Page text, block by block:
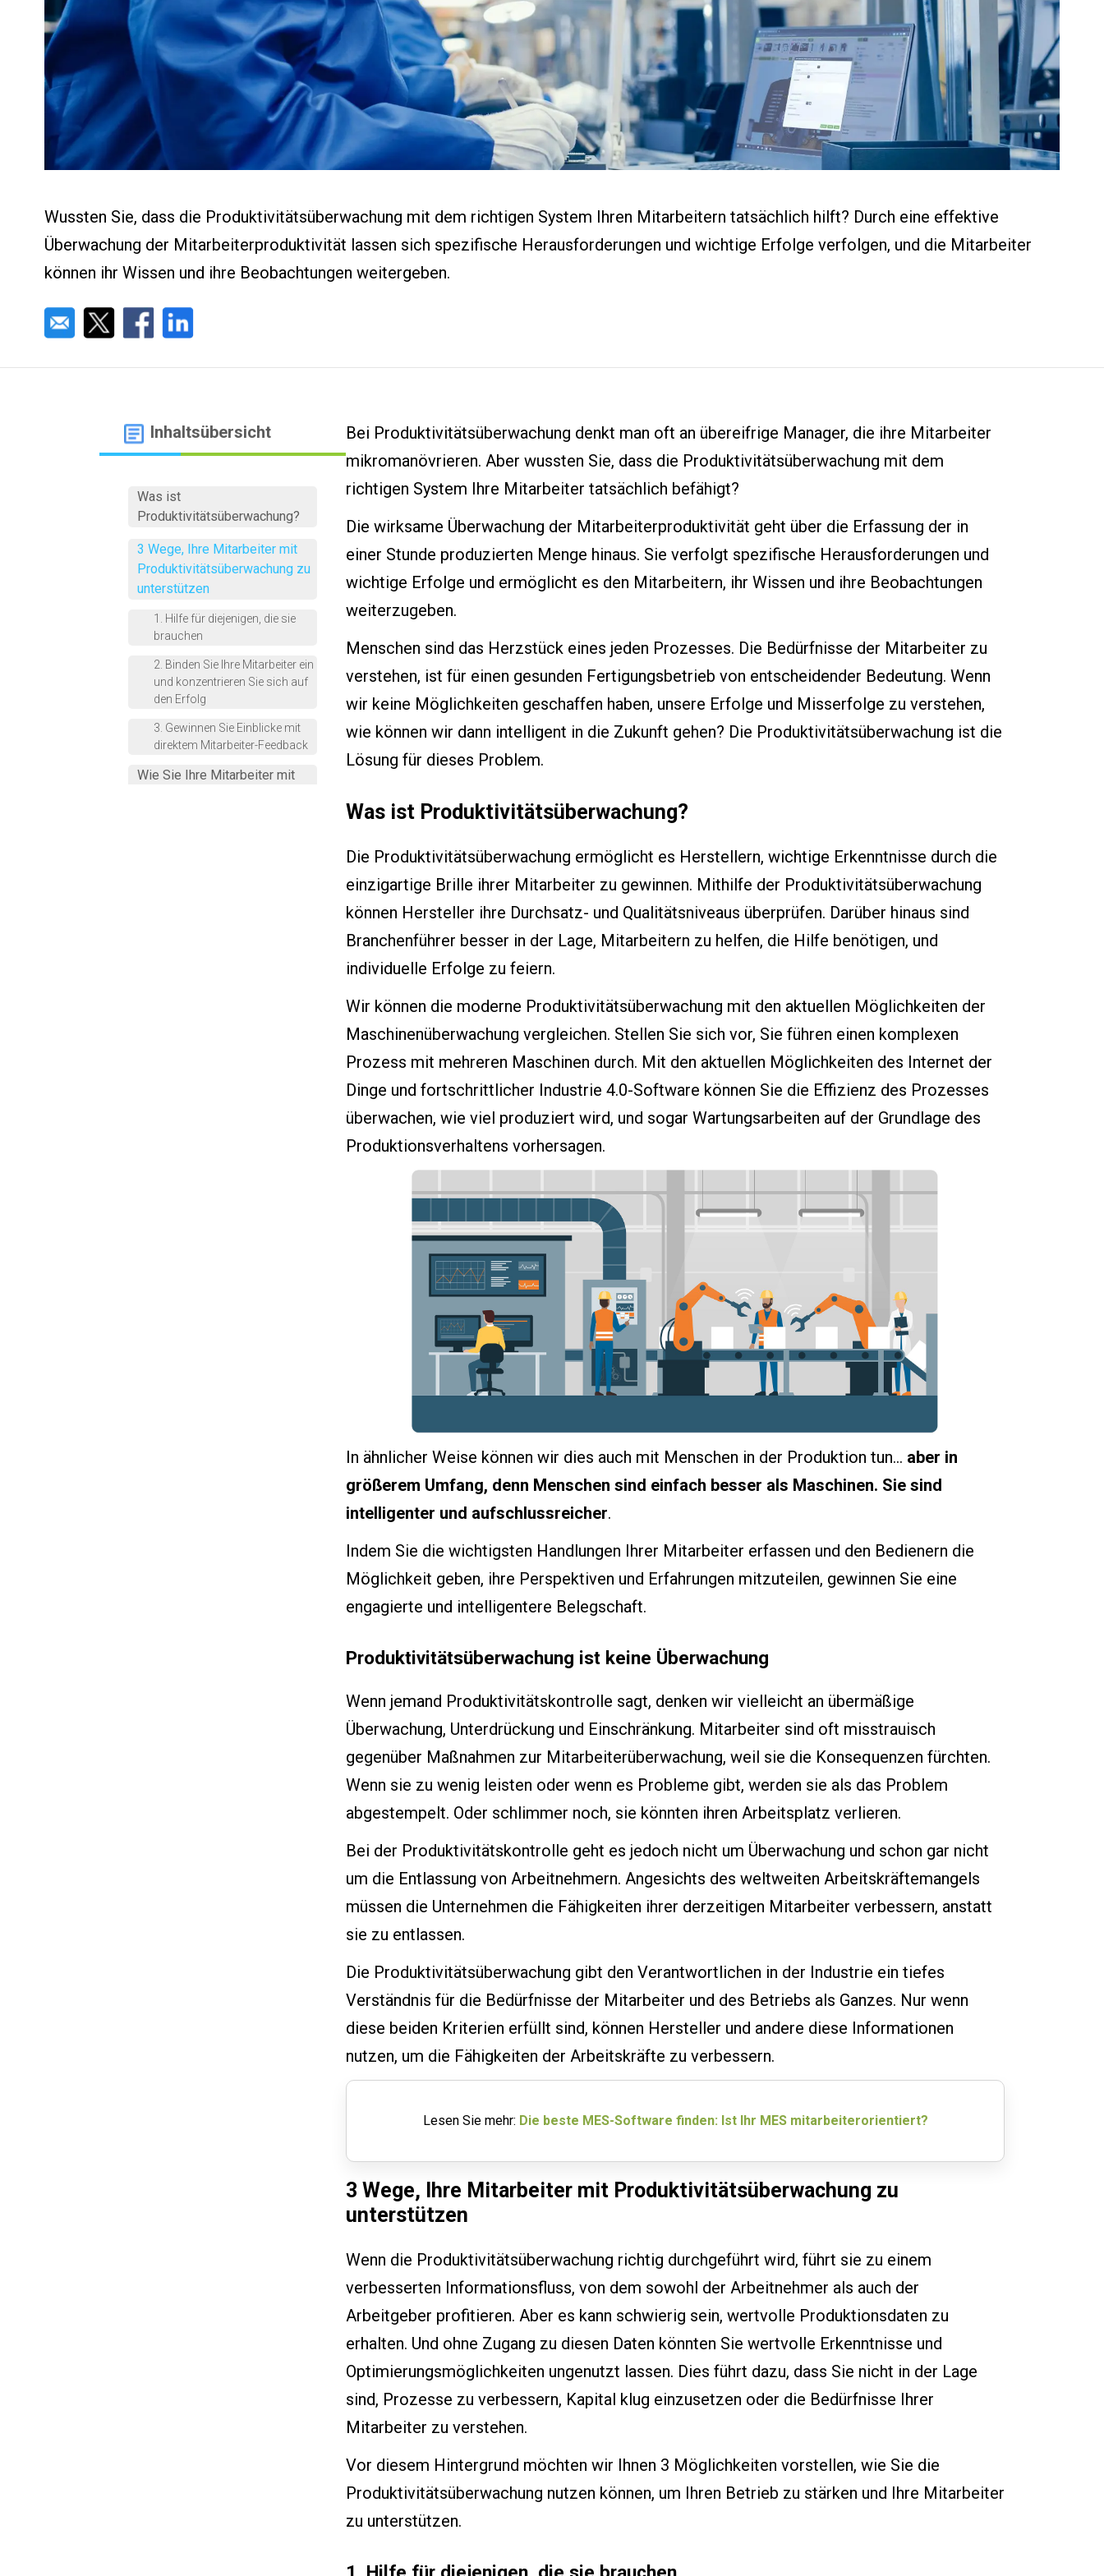
Worterbuch
Presse
Events
Karriere
Wussten Sie, dass die Produktivitätsüberwachung mit dem richtigen System Ihren Mitarbeitern tatsächlich hilft? Durch eine effektive
Überwachung der Mitarbeiterproduktivität lassen sich spezifische Herausforderungen und wichtige Erfolge verfolgen, und die Mitarbeiter
können ihr Wissen und ihre Beobachtungen weitergeben.
Inhaltsübersicht
Was ist
Produktivitätsüberwachung?
3 Wege, Ihre Mitarbeiter mit
Produktivitätsüberwachung zu
unterstützen
1. Hilfe für diejenigen, die sie
brauchen
2. Binden Sie Ihre Mitarbeiter ein
und konzentrieren Sie sich auf
den Erfolg
3. Gewinnen Sie Einblicke mit
direktem Mitarbeiter-Feedback
Wie Sie Ihre Mitarbeiter mit
Bei Produktivitätsüberwachung denkt man oft an übereifrige Manager, die ihre Mitarbeiter
mikromanövrieren. Aber wussten Sie, dass die Produktivitätsüberwachung mit dem
richtigen System Ihre Mitarbeiter tatsächlich befähigt?
Die wirksame Überwachung der Mitarbeiterproduktivität geht über die Erfassung der in
einer Stunde produzierten Menge hinaus. Sie verfolgt spezifische Herausforderungen und
wichtige Erfolge und ermöglicht es den Mitarbeitern, ihr Wissen und ihre Beobachtungen
weiterzugeben.
Menschen sind das Herzstück eines jeden Prozesses. Die Bedürfnisse der Mitarbeiter zu
verstehen, ist für einen gesunden Fertigungsbetrieb von entscheidender Bedeutung. Wenn
wir keine Möglichkeiten geschaffen haben, unsere Erfolge und Misserfolge zu verstehen,
wie können wir dann intelligent in die Zukunft gehen? Die Produktivitätsüberwachung ist die
Lösung für dieses Problem.
Was ist Produktivitätsüberwachung?
Die Produktivitätsüberwachung ermöglicht es Herstellern, wichtige Erkenntnisse durch die
einzigartige Brille ihrer Mitarbeiter zu gewinnen. Mithilfe der Produktivitätsüberwachung
können Hersteller ihre Durchsatz- und Qualitätsniveaus überprüfen. Darüber hinaus sind
Branchenführer besser in der Lage, Mitarbeitern zu helfen, die Hilfe benötigen, und
individuelle Erfolge zu feiern.
Wir können die moderne Produktivitätsüberwachung mit den aktuellen Möglichkeiten der
Maschinenüberwachung vergleichen. Stellen Sie sich vor, Sie führen einen komplexen
Prozess mit mehreren Maschinen durch. Mit den aktuellen Möglichkeiten des Internet der
Dinge und fortschrittlicher Industrie 4.0-Software können Sie die Effizienz des Prozesses
überwachen, wie viel produziert wird, und sogar Wartungsarbeiten auf der Grundlage des
Produktionsverhaltens vorhersagen.
In ähnlicher Weise können wir dies auch mit Menschen in der Produktion tun… aber in
größerem Umfang, denn Menschen sind einfach besser als Maschinen. Sie sind
intelligenter und aufschlussreicher.
Indem Sie die wichtigsten Handlungen Ihrer Mitarbeiter erfassen und den Bedienern die
Möglichkeit geben, ihre Perspektiven und Erfahrungen mitzuteilen, gewinnen Sie eine
engagierte und intelligentere Belegschaft.
Produktivitätsüberwachung ist keine Überwachung
Wenn jemand Produktivitätskontrolle sagt, denken wir vielleicht an übermäßige
Überwachung, Unterdrückung und Einschränkung. Mitarbeiter sind oft misstrauisch
gegenüber Maßnahmen zur Mitarbeiterüberwachung, weil sie die Konsequenzen fürchten.
Wenn sie zu wenig leisten oder wenn es Probleme gibt, werden sie als das Problem
abgestempelt. Oder schlimmer noch, sie könnten ihren Arbeitsplatz verlieren.
Bei der Produktivitätskontrolle geht es jedoch nicht um Überwachung und schon gar nicht
um die Entlassung von Arbeitnehmern. Angesichts des weltweiten Arbeitskräftemangels
müssen die Unternehmen die Fähigkeiten ihrer derzeitigen Mitarbeiter verbessern, anstatt
sie zu entlassen.
Die Produktivitätsüberwachung gibt den Verantwortlichen in der Industrie ein tiefes
Verständnis für die Bedürfnisse der Mitarbeiter und des Betriebs als Ganzes. Nur wenn
diese beiden Kriterien erfüllt sind, können Hersteller und andere diese Informationen
nutzen, um die Fähigkeiten der Arbeitskräfte zu verbessern.
Lesen Sie mehr: Die beste MES-Software finden: Ist Ihr MES mitarbeiterorientiert?
3 Wege, Ihre Mitarbeiter mit Produktivitätsüberwachung zu
unterstützen
Wenn die Produktivitätsüberwachung richtig durchgeführt wird, führt sie zu einem
verbesserten Informationsfluss, von dem sowohl der Arbeitnehmer als auch der
Arbeitgeber profitieren. Aber es kann schwierig sein, wertvolle Produktionsdaten zu
erhalten. Und ohne Zugang zu diesen Daten könnten Sie wertvolle Erkenntnisse und
Optimierungsmöglichkeiten ungenutzt lassen. Dies führt dazu, dass Sie nicht in der Lage
sind, Prozesse zu verbessern, Kapital klug einzusetzen oder die Bedürfnisse Ihrer
Mitarbeiter zu verstehen.
Vor diesem Hintergrund möchten wir Ihnen 3 Möglichkeiten vorstellen, wie Sie die
Produktivitätsüberwachung nutzen können, um Ihren Betrieb zu stärken und Ihre Mitarbeiter
zu unterstützen.